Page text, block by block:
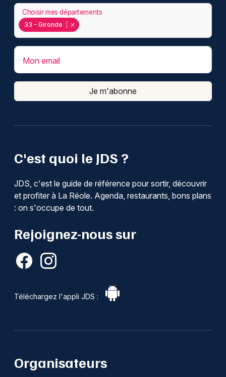
C'est quoi le JDS ?
JDS, c'est le guide de référence pour sortir, découvrir
et profiter à La Réole. Agenda, restaurants, bons plans
: on s'occupe de tout.
Rejoignez-nous sur
Téléchargez l'appli JDS :
33 - Gironde
Choisir mes départements
Mon email
Je m'abonne
Organisateurs